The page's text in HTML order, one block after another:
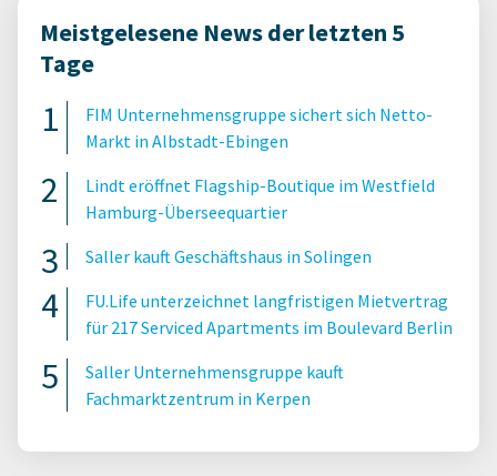
Meistgelesene News der letzten 5
Tage
FIM Unternehmensgruppe sichert sich Netto-
Markt in Albstadt-Ebingen
Lindt eröffnet Flagship-Boutique im Westfield
Hamburg-Überseequartier
Saller kauft Geschäftshaus in Solingen
FU.Life unterzeichnet langfristigen Mietvertrag
für 217 Serviced Apartments im Boulevard Berlin
Saller Unternehmensgruppe kauft
Fachmarktzentrum in Kerpen